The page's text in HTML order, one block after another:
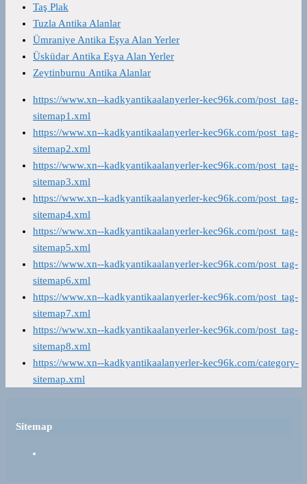
Taş Plak
Tuzla Antika Alanlar
Ümraniye Antika Eşya Alan Yerler
Üsküdar Antika Eşya Alan Yerler
Zeytinburnu Antika Alanlar
https://www.xn--kadkyantikaalanyerler-kec96k.com/post_tag-
sitemap1.xml
https://www.xn--kadkyantikaalanyerler-kec96k.com/post_tag-
sitemap2.xml
https://www.xn--kadkyantikaalanyerler-kec96k.com/post_tag-
sitemap3.xml
https://www.xn--kadkyantikaalanyerler-kec96k.com/post_tag-
sitemap4.xml
https://www.xn--kadkyantikaalanyerler-kec96k.com/post_tag-
sitemap5.xml
https://www.xn--kadkyantikaalanyerler-kec96k.com/post_tag-
sitemap6.xml
https://www.xn--kadkyantikaalanyerler-kec96k.com/post_tag-
sitemap7.xml
https://www.xn--kadkyantikaalanyerler-kec96k.com/post_tag-
sitemap8.xml
https://www.xn--kadkyantikaalanyerler-kec96k.com/category-
sitemap.xml
Sitemap